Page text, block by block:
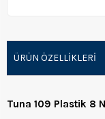
ÜRÜN ÖZELLIKLERI
Tuna 109 Plastik 8